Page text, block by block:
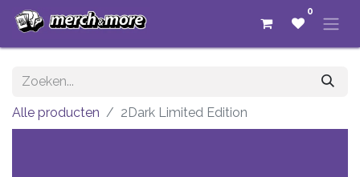
0
Alle producten 2Dark Limited Edition